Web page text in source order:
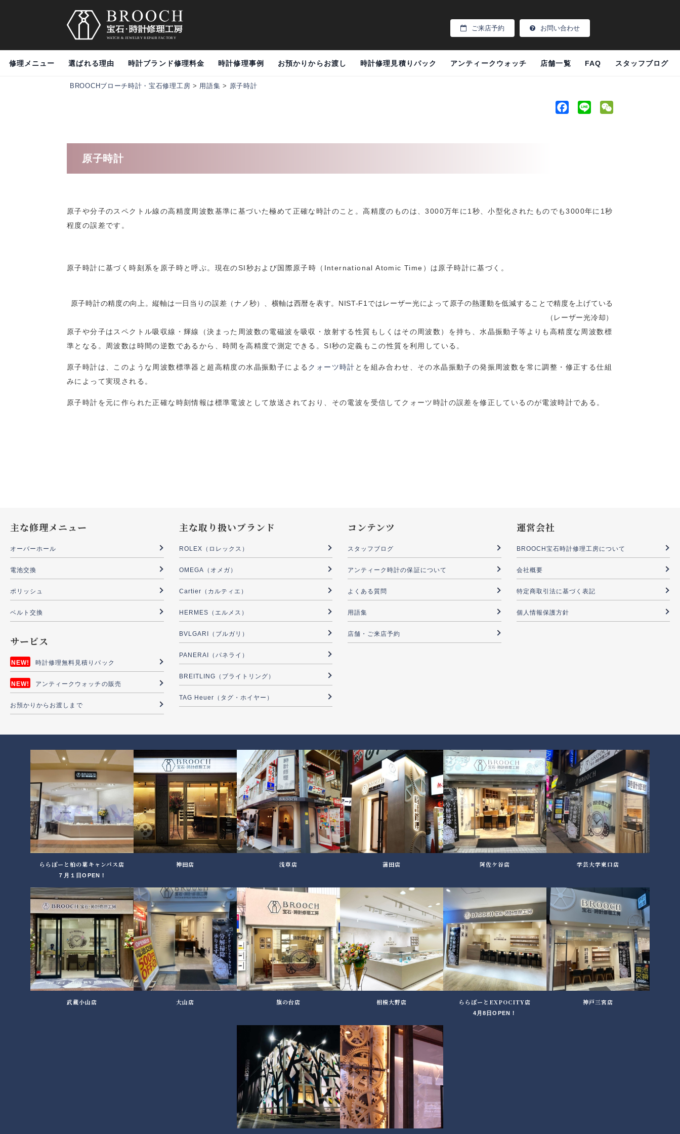
ご来店予約 お問い合わせ
修理メニュー 選ばれる理由 時計ブランド修理料金 時計修理事例 お預かりからお渡し 時計修理見積りパック アンティークウォッチ 店舗一覧 FAQ スタッフブログ
BROOCHブローチ時計・宝石修理工房 > 用語集 > 原子時計
原子時計
原子や分子のスペクトル線の高精度周波数基準に基づいた極めて正確な時計のこと。高精度のものは、3000万年に1秒、小型化されたものでも3000年に1秒
程度の誤差です。
原子時計に基づく時刻系を原子時と呼ぶ。現在のSI秒および国際原子時（International Atomic Time）は原子時計に基づく。
原子時計の精度の向上。縦軸は一日当りの誤差（ナノ秒）、横軸は西暦を表す。NIST-F1ではレーザー光によって原子の熱運動を低減することで精度を上げている
（レーザー光冷却）
原子や分子はスペクトル吸収線・輝線（決まった周波数の電磁波を吸収・放射する性質もしくはその周波数）を持ち、水晶振動子等よりも高精度な周波数標
準となる。周波数は時間の逆数であるから、時間を高精度で測定できる。SI秒の定義もこの性質を利用している。
原子時計は、このような周波数標準器と超高精度の水晶振動子による クォーツ時計 とを組み合わせ、その水晶振動子の発振周波数を常に調整・修正する仕組
みによって実現される。
原子時計を元に作られた正確な時刻情報は標準電波として放送されており、その電波を受信してクォーツ時計の誤差を修正しているのが電波時計である。
主な修理メニュー
オーバーホール
電池交換
ポリッシュ
ベルト交換
サービス
時計修理無料見積りパック
アンティークウォッチの販売
お預かりからお渡しまで
主な取り扱いブランド
ROLEX（ロレックス）
OMEGA（オメガ）
Cartier（カルティエ）
HERMES（エルメス）
BVLGARI（ブルガリ）
PANERAI（パネライ）
BREITLING（ブライトリング）
TAG Heuer（タグ・ホイヤー）
コンテンツ
スタッフブログ
アンティーク時計の保証について
よくある質問
用語集
店舗・ご来店予約
運営会社
BROOCH宝石時計修理工房について
会社概要
特定商取引法に基づく表記
個人情報保護方針
ららぽーと柏の葉キャンパス店
７月１日OPEN！
神田店 浅草店 蒲田店 阿佐ケ谷店 学芸大学東口店
武蔵小山店 大山店 旗の台店 相模大野店 ららぽーとEXPOCITY店
4月8日OPEN！
神戸三宮店